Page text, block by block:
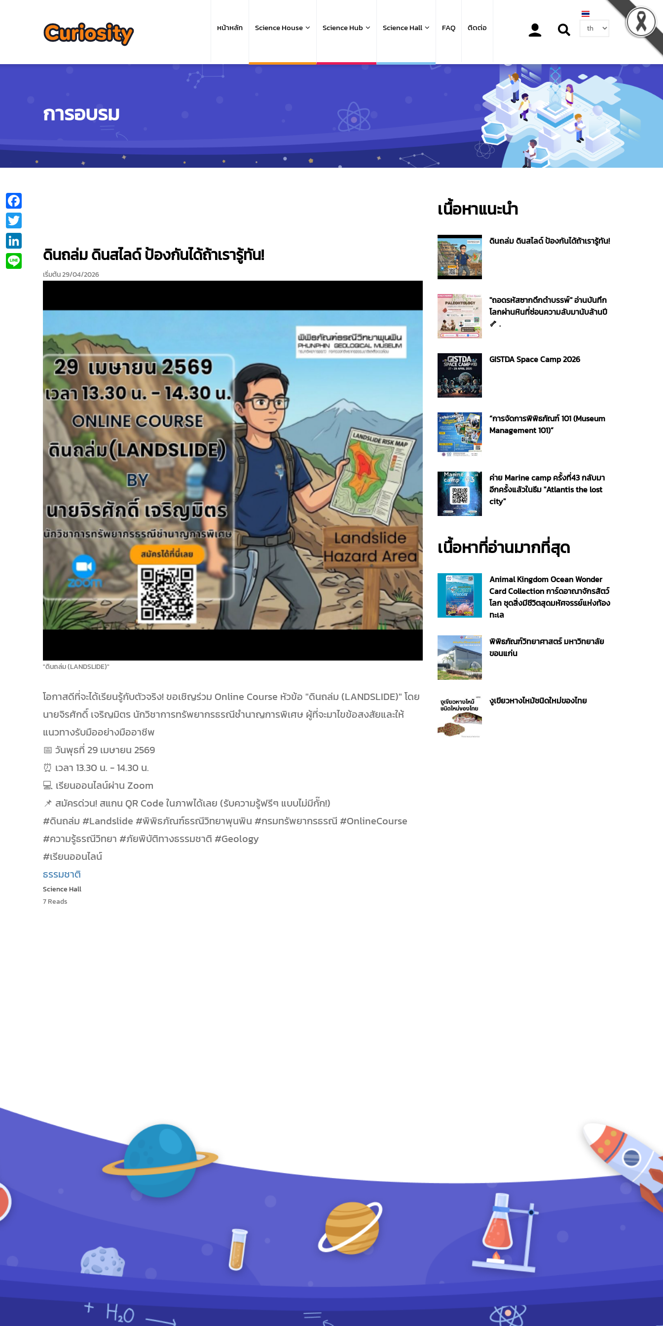
navigation
หน้าหลัก Science House Science Hub Science Hall FAQ ติดต่อ
Select
your
การอบรม
ดินถล่ม ดินสไลด์ ป้องกันได้ถ้าเรารู้ทัน!
เริ่มต้น 29/04/2026
"ดินถล่ม (LANDSLIDE)"
โอกาสดีที่จะได้เรียนรู้กับตัวจริง! ขอเชิญร่วม Online Course หัวข้อ "ดินถล่ม (LANDSLIDE)" โดย
นายจิรศักดิ์ เจริญมิตร นักวิชาการทรัพยากรธรณีชำนาญการพิเศษ ผู้ที่จะมาไขข้อสงสัยและให้
แนวทางรับมืออย่างมืออาชีพ
📅 วันพุธที่ 29 เมษายน 2569
⏰ เวลา 13.30 น. - 14.30 น.
💻 เรียนออนไลน์ผ่าน Zoom
📌 สมัครด่วน! สแกน QR Code ในภาพได้เลย (รับความรู้ฟรีๆ แบบไม่มีกั๊ก!)
#ดินถล่ม #Landslide #พิพิธภัณฑ์ธรณีวิทยาพุนพิน #กรมทรัพยากรธรณี #OnlineCourse
#ความรู้ธรณีวิทยา #ภัยพิบัติทางธรรมชาติ #Geology
#เรียนออนไลน์
ธรรมชาติ
Science Hall
7 Reads
เนื้อหาแนะนำ
ดินถล่ม ดินสไลด์ ป้องกันได้ถ้าเรารู้ทัน!
"ถอดรหัสซากดึกดำบรรพ์" อ่านบันทึก
โลกผ่านหินที่ซ่อนความลับมานับล้านปี
🦴 .
GISTDA Space Camp 2026
“การจัดการพิพิธภัณฑ์ 101 (Museum
Management 101)”
ค่าย Marine camp ครั้งที่43 กลับมา
อีกครั้งแล้วในธีม "Atlantis the lost
city"
เนื้อหาที่อ่านมากที่สุด
Animal Kingdom Ocean Wonder
Card Collection การ์ดอาณาจักรสัตว์
โลก ชุดสิ่งมีชีวิตสุดมหัศจรรย์แห่งท้อง
ทะเล
พิพิธภัณฑ์วิทยาศาสตร์ มหาวิทยาลัย
ขอนแก่น
งูเขียวหางไหม้ชนิดใหม่ของไทย